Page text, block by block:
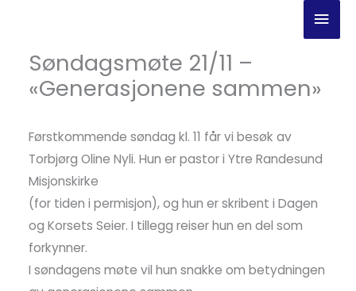
Søndagsmøte 21/11 –
«Generasjonene sammen»
Førstkommende søndag kl. 11 får vi besøk av
Torbjørg Oline Nyli. Hun er pastor i Ytre Randesund
Misjonskirke
(for tiden i permisjon), og hun er skribent i Dagen
og Korsets Seier. I tillegg reiser hun en del som
forkynner.
I søndagens møte vil hun snakke om betydningen